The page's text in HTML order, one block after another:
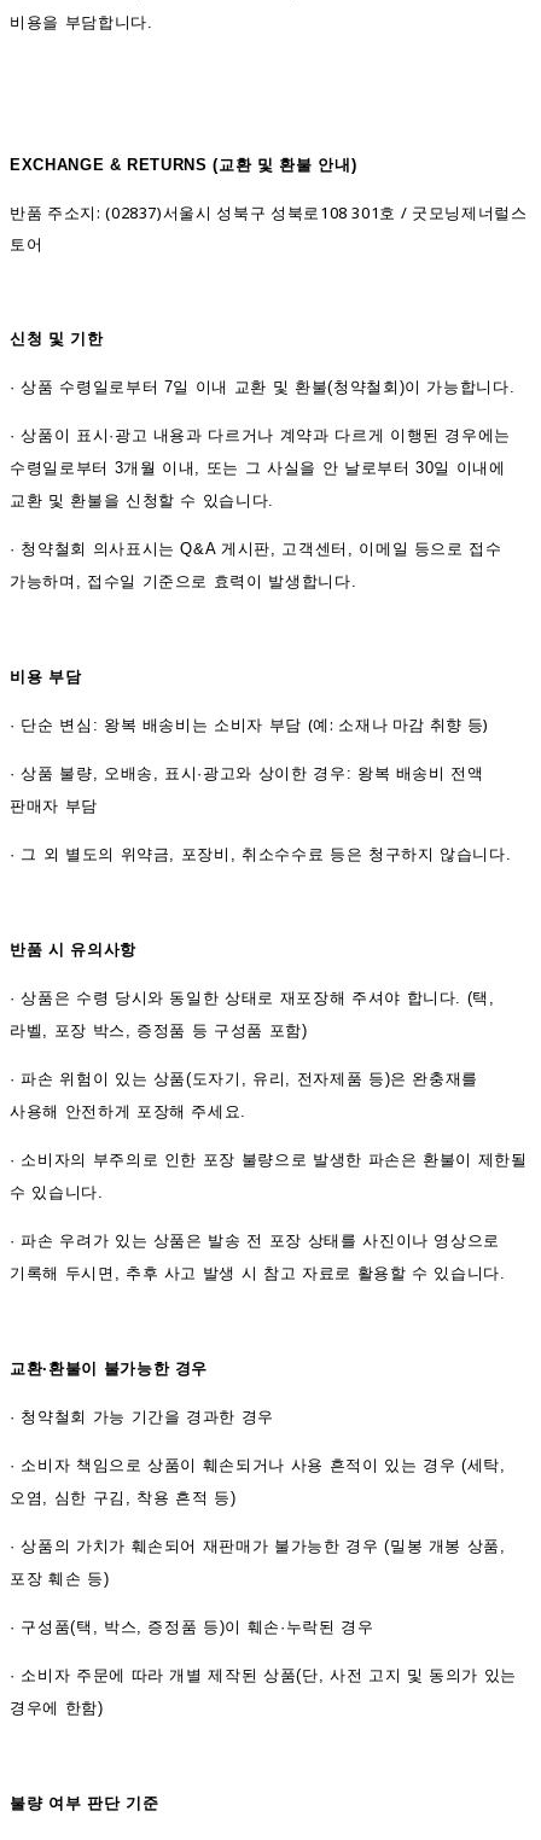
비용을 부담합니다.
EXCHANGE & RETURNS (교환 및 환불 안내)
반품 주소지: (02837)서울시 성북구 성북로108 301호 / 굿모닝제너럴스
토어
신청 및 기한
·상품 수령일로부터 7일 이내 교환 및 환불(청약철회)이 가능합니다.
·상품이 표시·광고 내용과 다르거나 계약과 다르게 이행된 경우에는
수령일로부터 3개월 이내, 또는 그 사실을 안 날로부터 30일 이내에
교환 및 환불을 신청할 수 있습니다.
· 청약철회 의사표시는 Q&A 게시판, 고객센터, 이메일 등으로 접수
가능하며, 접수일 기준으로 효력이 발생합니다.
비용 부담
· 단순 변심: 왕복 배송비는 소비자 부담 (예: 소재나 마감 취향 등)
·상품 불량, 오배송, 표시·광고와 상이한 경우: 왕복 배송비 전액
판매자 부담
· 그 외 별도의 위약금, 포장비, 취소수수료 등은 청구하지 않습니다.
반품 시 유의사항
·상품은 수령 당시와 동일한 상태로 재포장해 주셔야 합니다. (택,
라벨, 포장 박스, 증정품 등 구성품 포함)
·파손 위험이 있는 상품(도자기, 유리, 전자제품 등)은 완충재를
사용해 안전하게 포장해 주세요.
· 소비자의 부주의로 인한 포장 불량으로 발생한 파손은 환불이 제한될
수 있습니다.
·파손 우려가 있는 상품은 발송 전 포장 상태를 사진이나 영상으로
기록해 두시면, 추후 사고 발생 시 참고 자료로 활용할 수 있습니다.
교환·환불이 불가능한 경우
· 청약철회 가능 기간을 경과한 경우
· 소비자 책임으로 상품이 훼손되거나 사용 흔적이 있는 경우 (세탁,
오염, 심한 구김, 착용 흔적 등)
·상품의 가치가 훼손되어 재판매가 불가능한 경우 (밀봉 개봉 상품,
포장 훼손 등)
· 구성품(택, 박스, 증정품 등)이 훼손·누락된 경우
· 소비자 주문에 따라 개별 제작된 상품(단, 사전 고지 및 동의가 있는
경우에 한함)
불량 여부 판단 기준